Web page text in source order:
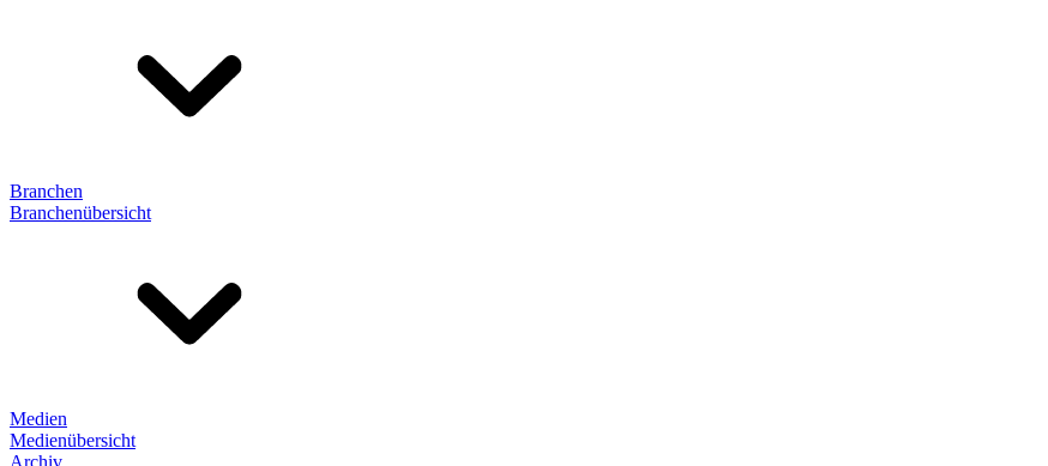
Branchen
Branchenübersicht
Medien
Medienübersicht
Archiv